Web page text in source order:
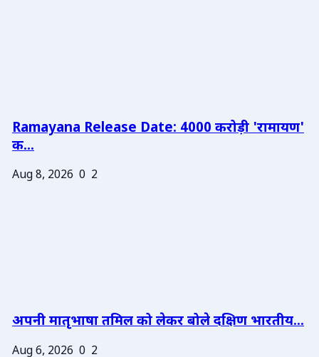
Ramayana Release Date: 4000 करोड़ी 'रामायण'
क...
Aug 8, 2026 0 2
अपनी मातृभाषा तमिल को लेकर बोले दक्षिण भारतीय...
Aug 6, 2026 0 2